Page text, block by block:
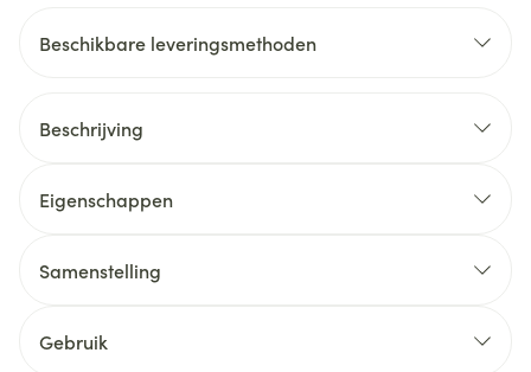
Beschikbare leveringsmethoden
Beschrijving
Eigenschappen
Samenstelling
Gebruik